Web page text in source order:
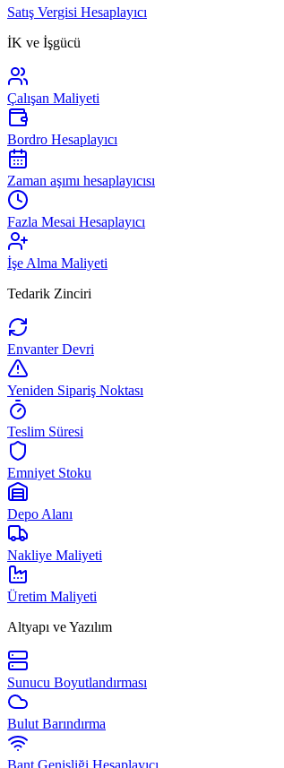
Satış Vergisi Hesaplayıcı
İK ve İşgücü
Çalışan Maliyeti
Bordro Hesaplayıcı
Zaman aşımı hesaplayıcısı
Fazla Mesai Hesaplayıcı
İşe Alma Maliyeti
Tedarik Zinciri
Envanter Devri
Yeniden Sipariş Noktası
Teslim Süresi
Emniyet Stoku
Depo Alanı
Nakliye Maliyeti
Üretim Maliyeti
Altyapı ve Yazılım
Sunucu Boyutlandırması
Bulut Barındırma
Bant Genişliği Hesaplayıcı